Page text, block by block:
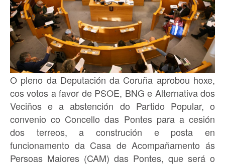
O pleno da Deputación da Coruña aprobou hoxe,
cos votos a favor de PSOE, BNG e Alternativa dos
Veciños e a abstención do Partido Popular, o
convenio co Concello das Pontes para a cesión
dos terreos, a construción e posta en
funcionamento da Casa de Acompañamento ás
Persoas Maiores (CAM) das Pontes, que será o